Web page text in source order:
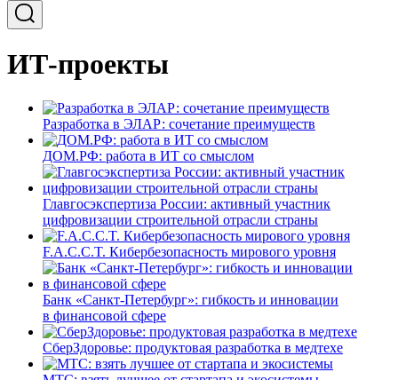
ИТ-проекты
Разработка в ЭЛАР: сочетание преимуществ
ДОМ.РФ: работа в ИТ со смыслом
Главгосэкспертиза России: активный участник
цифровизации строительной отрасли страны
F.A.C.C.T. Кибербезопасность мирового уровня
Банк «Санкт-Петербург»: гибкость и инновации
в финансовой сфере
СберЗдоровье: продуктовая разработка в медтехе